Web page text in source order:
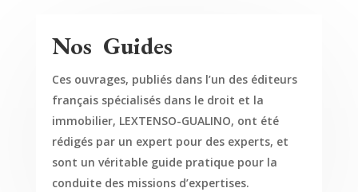
Nos Guides
Ces ouvrages, publiés dans l’un des éditeurs
français spécialisés dans le droit et la
immobilier, LEXTENSO-GUALINO, ont été
rédigés par un expert pour des experts, et
sont un véritable guide pratique pour la
conduite des missions d’expertises.